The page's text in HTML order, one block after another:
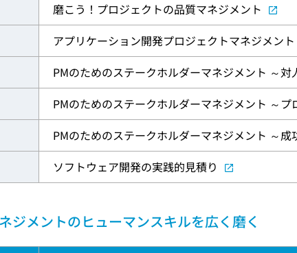
磨こう！プロジェクトの品質マネジメント
アプリケーション開発プロジェクトマネジメント
PMのためのステークホルダーマネジメント ～
PMのためのステークホルダーマネジメント ～
PMのためのステークホルダーマネジメント ～
ソフトウェア開発の実践的見積り
ジメントのヒューマンスキルを広く磨く